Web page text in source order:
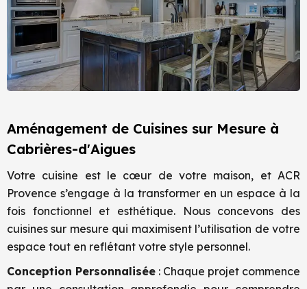
Aménagement de Cuisines sur Mesure à
Cabrières-d'Aigues
Votre cuisine est le cœur de votre maison, et ACR
Provence s’engage à la transformer en un espace à la
fois fonctionnel et esthétique. Nous concevons des
cuisines sur mesure qui maximisent l’utilisation de votre
espace tout en reflétant votre style personnel.
Conception Personnalisée : Chaque projet commence